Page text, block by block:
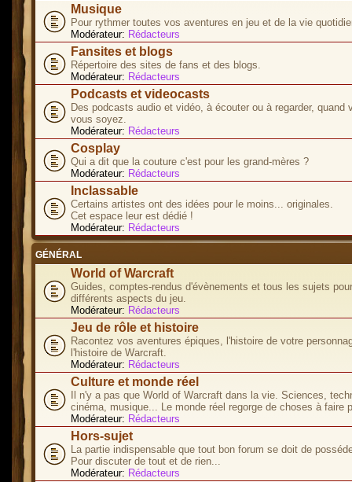
Musique
Pour rythmer toutes vos aventures en jeu et de la vie
Modérateur: Rédacteurs
Fansites et blogs
Répertoire des sites de fans et des blogs.
Modérateur: Rédacteurs
Podcasts et videocasts
Des podcasts audio et vidéo, à écouter ou à regarder, quand
vous soyez.
Modérateur: Rédacteurs
Cosplay
Qui a dit que la couture c'est pour les grand-mères ?
Modérateur: Rédacteurs
Inclassable
Certains artistes ont des idées pour le moins... originales.
Cet espace leur est dédié !
Modérateur: Rédacteurs
GÉNÉRAL
World of Warcraft
Guides, comptes-rendus d'évènements et tous les sujets
différents aspects du jeu.
Modérateur: Rédacteurs
Jeu de rôle et histoire
Racontez vos aventures épiques, l'histoire de votre
l'histoire de Warcraft.
Modérateur: Rédacteurs
Culture et monde réel
Il n'y a pas que World of Warcraft dans la vie. Sciences,
cinéma, musique... Le monde réel regorge de choses à faire
Modérateur: Rédacteurs
Hors-sujet
La partie indispensable que tout bon forum se doit de
Pour discuter de tout et de rien...
Modérateur: Rédacteurs